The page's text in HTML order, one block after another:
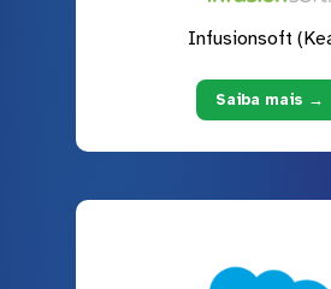
Infusionsoft
Saiba mais →